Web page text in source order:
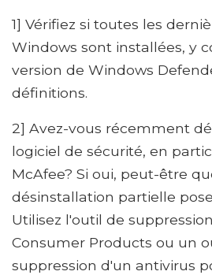
1] Vérifiez si toutes les
Windows sont installées, y
version de Windows
définitions.
2] Avez-vous récemment
logiciel de sécurité, en
McAfee? Si oui, peut-être
désinstallation partielle
Utilisez l'outil de
Consumer Products ou un
suppression d'un antivirus